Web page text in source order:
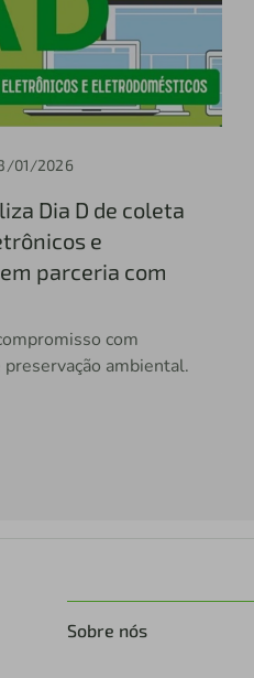
01/2026
Dia D de coleta
e
parceria com
com
ambiental.
Sobre nós